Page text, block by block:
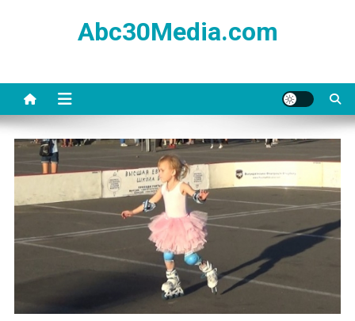
Abc30Media.com